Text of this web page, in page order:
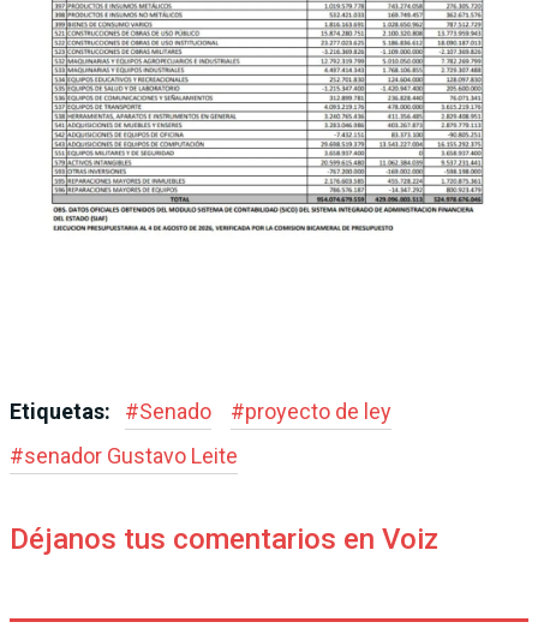
Etiquetas: #Senado #proyecto de ley
#senador Gustavo Leite
Déjanos tus comentarios en Voiz